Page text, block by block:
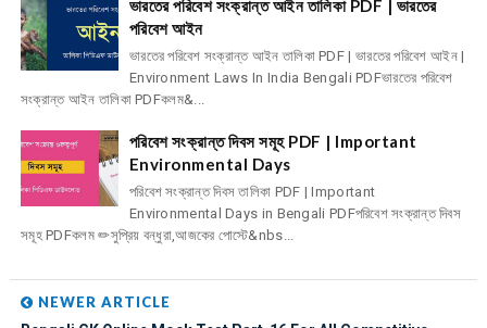
ভারতের পরিবেশ সংক্রান্ত আইন তালিকা PDF | ভারতের
পরিবেশ আইন
ভারতের পরিবেশ সংক্রান্ত আইন তালিকা PDF | ভারতের পরিবেশ আইন |
Environment Laws In India Bengali PDFভারতের পরিবেশ
সংক্রান্ত আইন তালিকা PDFকলম&...
পরিবেশ সংক্রান্ত দিবস সমূহ PDF | Important
Environmental Days
পরিবেশ সংক্রান্ত দিবস তালিকা PDF | Important
Environmental Days in Bengali PDFপরিবেশ সংক্রান্ত দিবস
সমূহ PDFকলম ✏সুপ্রিয় বন্ধুরা,আজকের পোস্টে&nbs...
NEWER ARTICLE